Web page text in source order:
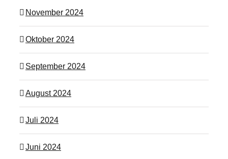
November 2024
Oktober 2024
September 2024
August 2024
Juli 2024
Juni 2024